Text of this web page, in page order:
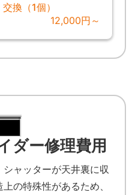
換（1個）
12,000円～
ダー修理費用
ャッターが天井裏に収
の特殊性があるため、